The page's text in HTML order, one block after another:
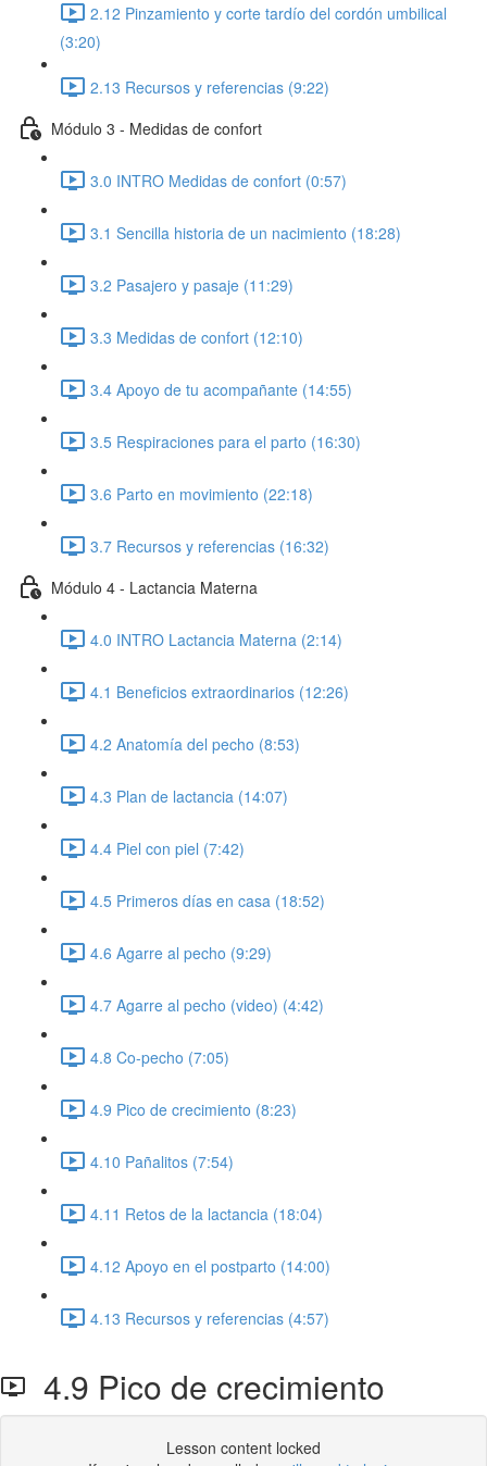
2.12 Pinzamiento y corte tardío del cordón umbilical
(3:20)
2.13 Recursos y referencias (9:22)
Módulo 3 - Medidas de confort
3.0 INTRO Medidas de confort (0:57)
3.1 Sencilla historia de un nacimiento (18:28)
3.2 Pasajero y pasaje (11:29)
3.3 Medidas de confort (12:10)
3.4 Apoyo de tu acompañante (14:55)
3.5 Respiraciones para el parto (16:30)
3.6 Parto en movimiento (22:18)
3.7 Recursos y referencias (16:32)
Módulo 4 - Lactancia Materna
4.0 INTRO Lactancia Materna (2:14)
4.1 Beneficios extraordinarios (12:26)
4.2 Anatomía del pecho (8:53)
4.3 Plan de lactancia (14:07)
4.4 Piel con piel (7:42)
4.5 Primeros días en casa (18:52)
4.6 Agarre al pecho (9:29)
4.7 Agarre al pecho (video) (4:42)
4.8 Co-pecho (7:05)
4.9 Pico de crecimiento (8:23)
4.10 Pañalitos (7:54)
4.11 Retos de la lactancia (18:04)
4.12 Apoyo en el postparto (14:00)
4.13 Recursos y referencias (4:57)
4.9 Pico de crecimiento
Lesson content locked